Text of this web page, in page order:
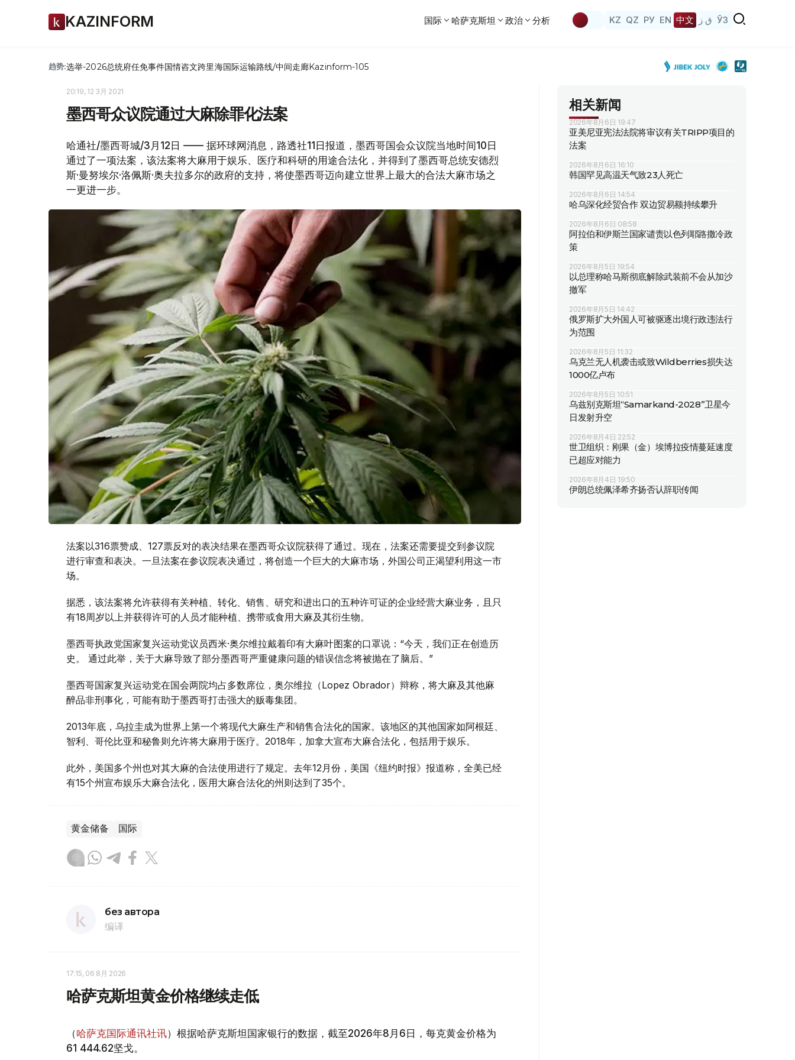
KAZINFORM 国际 哈萨克斯坦 政治 分析 KZ QZ РУ EN 中文 ق ز ЎЗ
趋势:选举-2026总统府任免事件国情咨文跨里海国际运输路线/中间走廊Kazinform-105
20:19, 12 3月 2021
墨西哥众议院通过大麻除罪化法案
哈通社/墨西哥城/3月12日 —— 据环球网消息，路透社11日报道，墨西哥国会众议院当地时间10日
通过了一项法案，该法案将大麻用于娱乐、医疗和科研的用途合法化，并得到了墨西哥总统安德烈
斯·曼努埃尔·洛佩斯·奥夫拉多尔的政府的支持，将使墨西哥迈向建立世界上最大的合法大麻市场之
一更进一步。
法案以316票赞成、127票反对的表决结果在墨西哥众议院获得了通过。现在，法案还需要提交到参议院
进行审查和表决。一旦法案在参议院表决通过，将创造一个巨大的大麻市场，外国公司正渴望利用这一市
场。
据悉，该法案将允许获得有关种植、转化、销售、研究和进出口的五种许可证的企业经营大麻业务，且只
有18周岁以上并获得许可的人员才能种植、携带或食用大麻及其衍生物。
墨西哥执政党国家复兴运动党议员西米·奥尔维拉戴着印有大麻叶图案的口罩说：“今天，我们正在创造历
史。 通过此举，关于大麻导致了部分墨西哥严重健康问题的错误信念将被抛在了脑后。”
墨西哥国家复兴运动党在国会两院均占多数席位，奥尔维拉（Lopez Obrador）辩称，将大麻及其他麻
醉品非刑事化，可能有助于墨西哥打击强大的贩毒集团。
2013年底，乌拉圭成为世界上第一个将现代大麻生产和销售合法化的国家。该地区的其他国家如阿根廷、
智利、哥伦比亚和秘鲁则允许将大麻用于医疗。2018年，加拿大宣布大麻合法化，包括用于娱乐。
此外，美国多个州也对其大麻的合法使用进行了规定。去年12月份，美国《纽约时报》报道称，全美已经
有15个州宣布娱乐大麻合法化，医用大麻合法化的州则达到了35个。
黄金储备 国际
без автора
编译
17:15, 06 8月 2026
哈萨克斯坦黄金价格继续走低
（哈萨克国际通讯社讯）根据哈萨克斯坦国家银行的数据，截至2026年8月6日，每克黄金价格为
61 444.62坚戈。
相关新闻
2026年8月6日 19:47
亚美尼亚宪法法院将审议有关TRIPP项目的
法案
2026年8月6日 16:10
韩国罕见高温天气致23人死亡
2026年8月6日 14:54
哈乌深化经贸合作 双边贸易额持续攀升
2026年8月6日 08:58
阿拉伯和伊斯兰国家谴责以色列耶路撒冷政
策
2026年8月5日 19:54
以总理称哈马斯彻底解除武装前不会从加沙
撤军
2026年8月5日 14:42
俄罗斯扩大外国人可被驱逐出境行政违法行
为范围
2026年8月5日 11:32
乌克兰无人机袭击或致Wildberries损失达
1000亿卢布
2026年8月5日 10:51
乌兹别克斯坦“Samarkand-2028”卫星今
日发射升空
2026年8月4日 22:52
世卫组织：刚果（金）埃博拉疫情蔓延速度
已超应对能力
2026年8月4日 19:50
伊朗总统佩泽希齐扬否认辞职传闻